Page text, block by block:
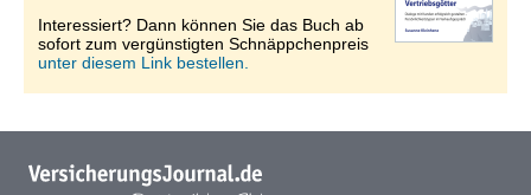
Interessiert? Dann können Sie das Buch ab
sofort zum vergünstigten Schnäppchenpreis
unter diesem Link bestellen.